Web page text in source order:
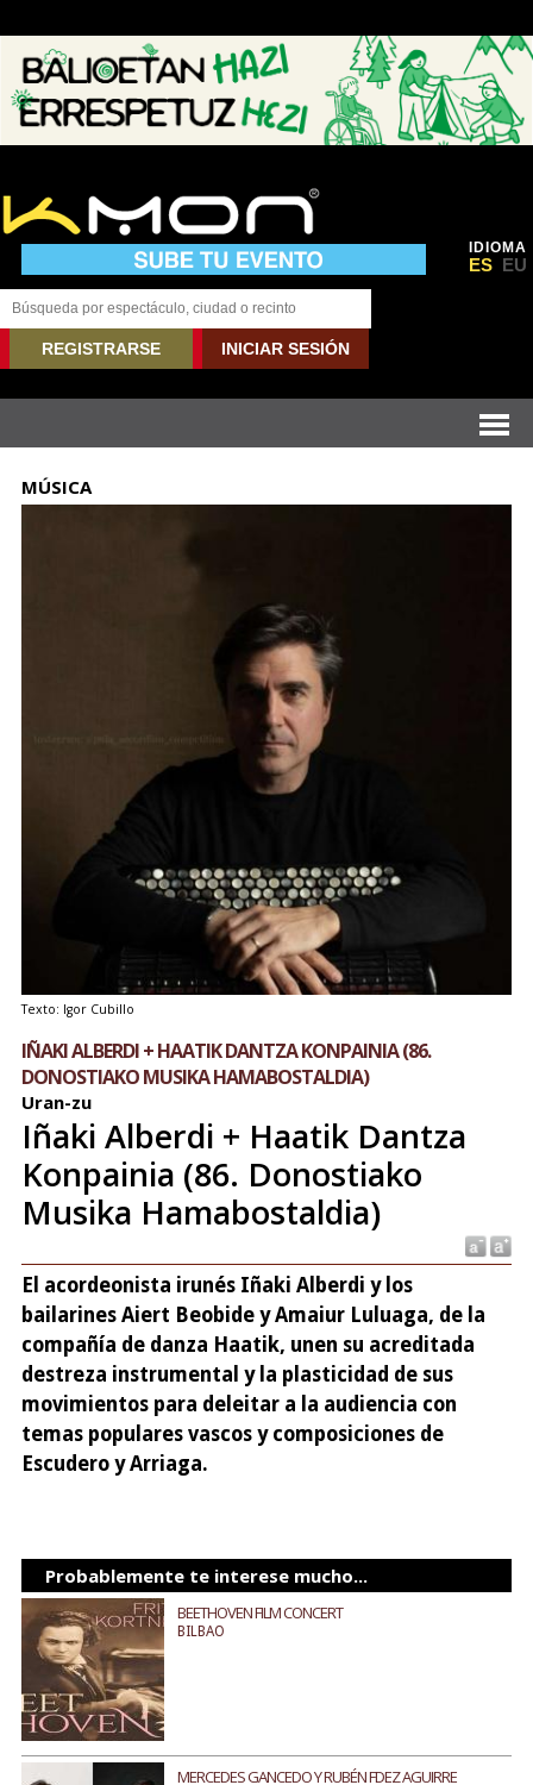
IDIOMA
ES EU
REGISTRARSE INICIAR SESIÓN
MÚSICA
Texto: Igor Cubillo
IÑAKI ALBERDI + HAATIK DANTZA KONPAINIA (86.
DONOSTIAKO MUSIKA HAMABOSTALDIA)
Uran-zu
Iñaki Alberdi + Haatik Dantza
Konpainia (86. Donostiako
Musika Hamabostaldia)
El acordeonista irunés Iñaki Alberdi y los
bailarines Aiert Beobide y Amaiur Luluaga, de la
compañía de danza Haatik, unen su acreditada
destreza instrumental y la plasticidad de sus
movimientos para deleitar a la audiencia con
temas populares vascos y composiciones de
Escudero y Arriaga.
Probablemente te interese mucho...
BEETHOVEN FILM CONCERT
BILBAO
MERCEDES GANCEDO Y RUBÉN FDEZ AGUIRRE